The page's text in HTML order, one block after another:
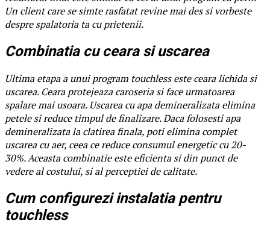
Un client care se simte rasfatat revine mai des si vorbeste
despre spalatoria ta cu prietenii.
Combinatia cu ceara si uscarea
Ultima etapa a unui program touchless este ceara lichida si
uscarea. Ceara protejeaza caroseria si face urmatoarea
spalare mai usoara. Uscarea cu apa demineralizata elimina
petele si reduce timpul de finalizare. Daca folosesti apa
demineralizata la clatirea finala, poti elimina complet
uscarea cu aer, ceea ce reduce consumul energetic cu 20-
30%. Aceasta combinatie este eficienta si din punct de
vedere al costului, si al perceptiei de calitate.
Cum configurezi instalatia pentru
touchless